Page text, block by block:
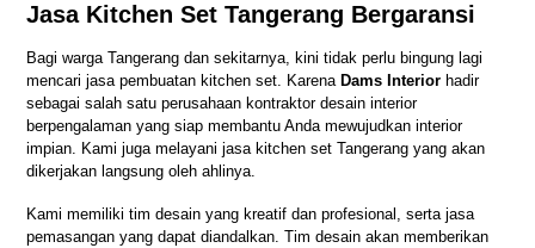
Jasa Kitchen Set Tangerang Bergaransi
Bagi warga Tangerang dan sekitarnya, kini tidak perlu bingung lagi
mencari jasa pembuatan kitchen set. Karena Dams Interior hadir
sebagai salah satu perusahaan kontraktor desain interior
berpengalaman yang siap membantu Anda mewujudkan interior
impian. Kami juga melayani jasa kitchen set Tangerang yang akan
dikerjakan langsung oleh ahlinya.
Kami memiliki tim desain yang kreatif dan profesional, serta jasa
pemasangan yang dapat diandalkan. Tim desain akan memberikan